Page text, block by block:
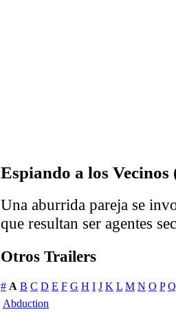
Espiando a los
Una aburrida pareja se
que resultan ser agentes
Otros Trailers
# A B C D E F G H I J K L M N O P Q
Abduction